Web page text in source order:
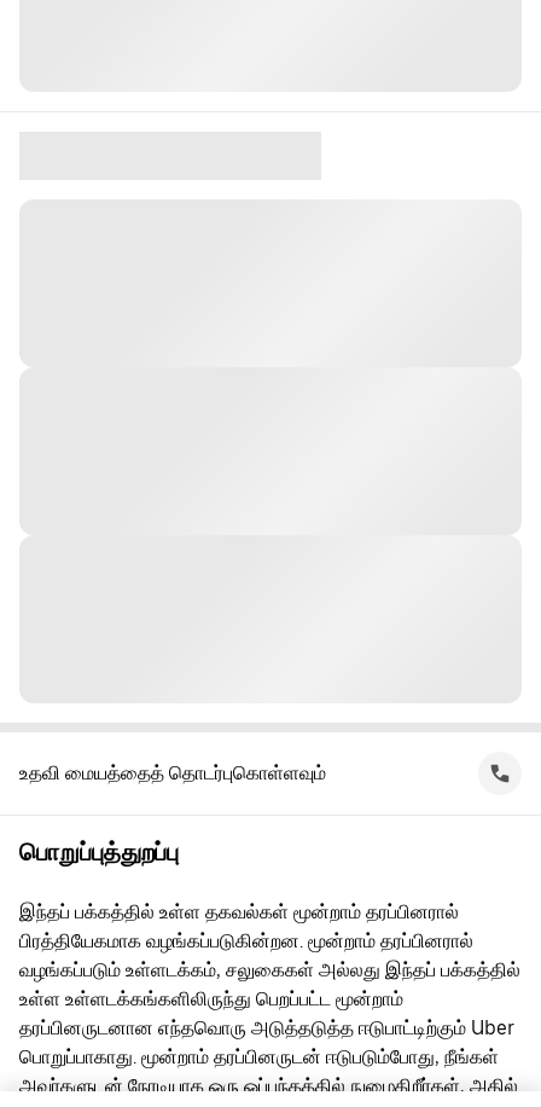
உதவி மையத்தைத் தொடர்புகொள்ளவும்
பொறுப்புத்துறப்பு
இந்தப் பக்கத்தில் உள்ள தகவல்கள் மூன்றாம் தரப்பினரால்
பிரத்தியேகமாக வழங்கப்படுகின்றன. மூன்றாம் தரப்பினரால்
வழங்கப்படும் உள்ளடக்கம், சலுகைகள் அல்லது இந்தப் பக்கத்தில்
உள்ள உள்ளடக்கங்களிலிருந்து பெறப்பட்ட மூன்றாம்
தரப்பினருடனான எந்தவொரு அடுத்தடுத்த ஈடுபாட்டிற்கும் Uber
பொறுப்பாகாது. மூன்றாம் தரப்பினருடன் ஈடுபடும்போது, நீங்கள்
அவர்களுடன் நேரடியாக ஒரு ஒப்பந்தத்தில் நுழைகிறீர்கள், அதில்